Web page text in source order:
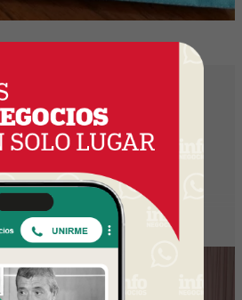
sus nuevas
con una
en el espíritu del